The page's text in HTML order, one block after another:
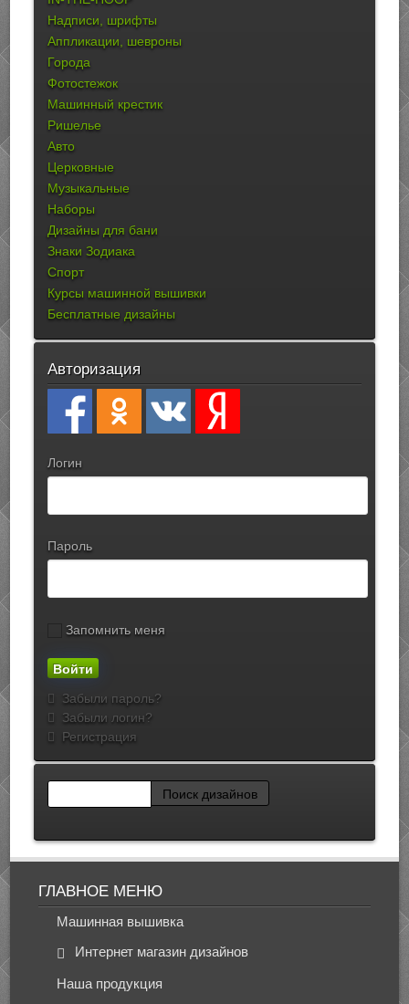
Надписи, шрифты
Аппликации, шевроны
Города
Фотостежок
Машинный крестик
Ришелье
Авто
Церковные
Музыкальные
Наборы
Дизайны для бани
Знаки Зодиака
Спорт
Курсы машинной вышивки
Бесплатные дизайны
Авторизация
Логин
Пароль
Запомнить меня
Забыли пароль?
Забыли логин?
Регистрация
ГЛАВНОЕ МЕНЮ
Машинная вышивка
Интернет магазин дизайнов
Наша продукция